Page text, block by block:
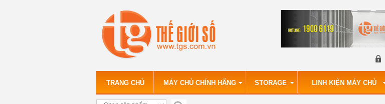
TRANG CHỦ MÁY CHỦ CHÍNH HÃNG STORAGE LINH KIỆN MÁY CHỦ